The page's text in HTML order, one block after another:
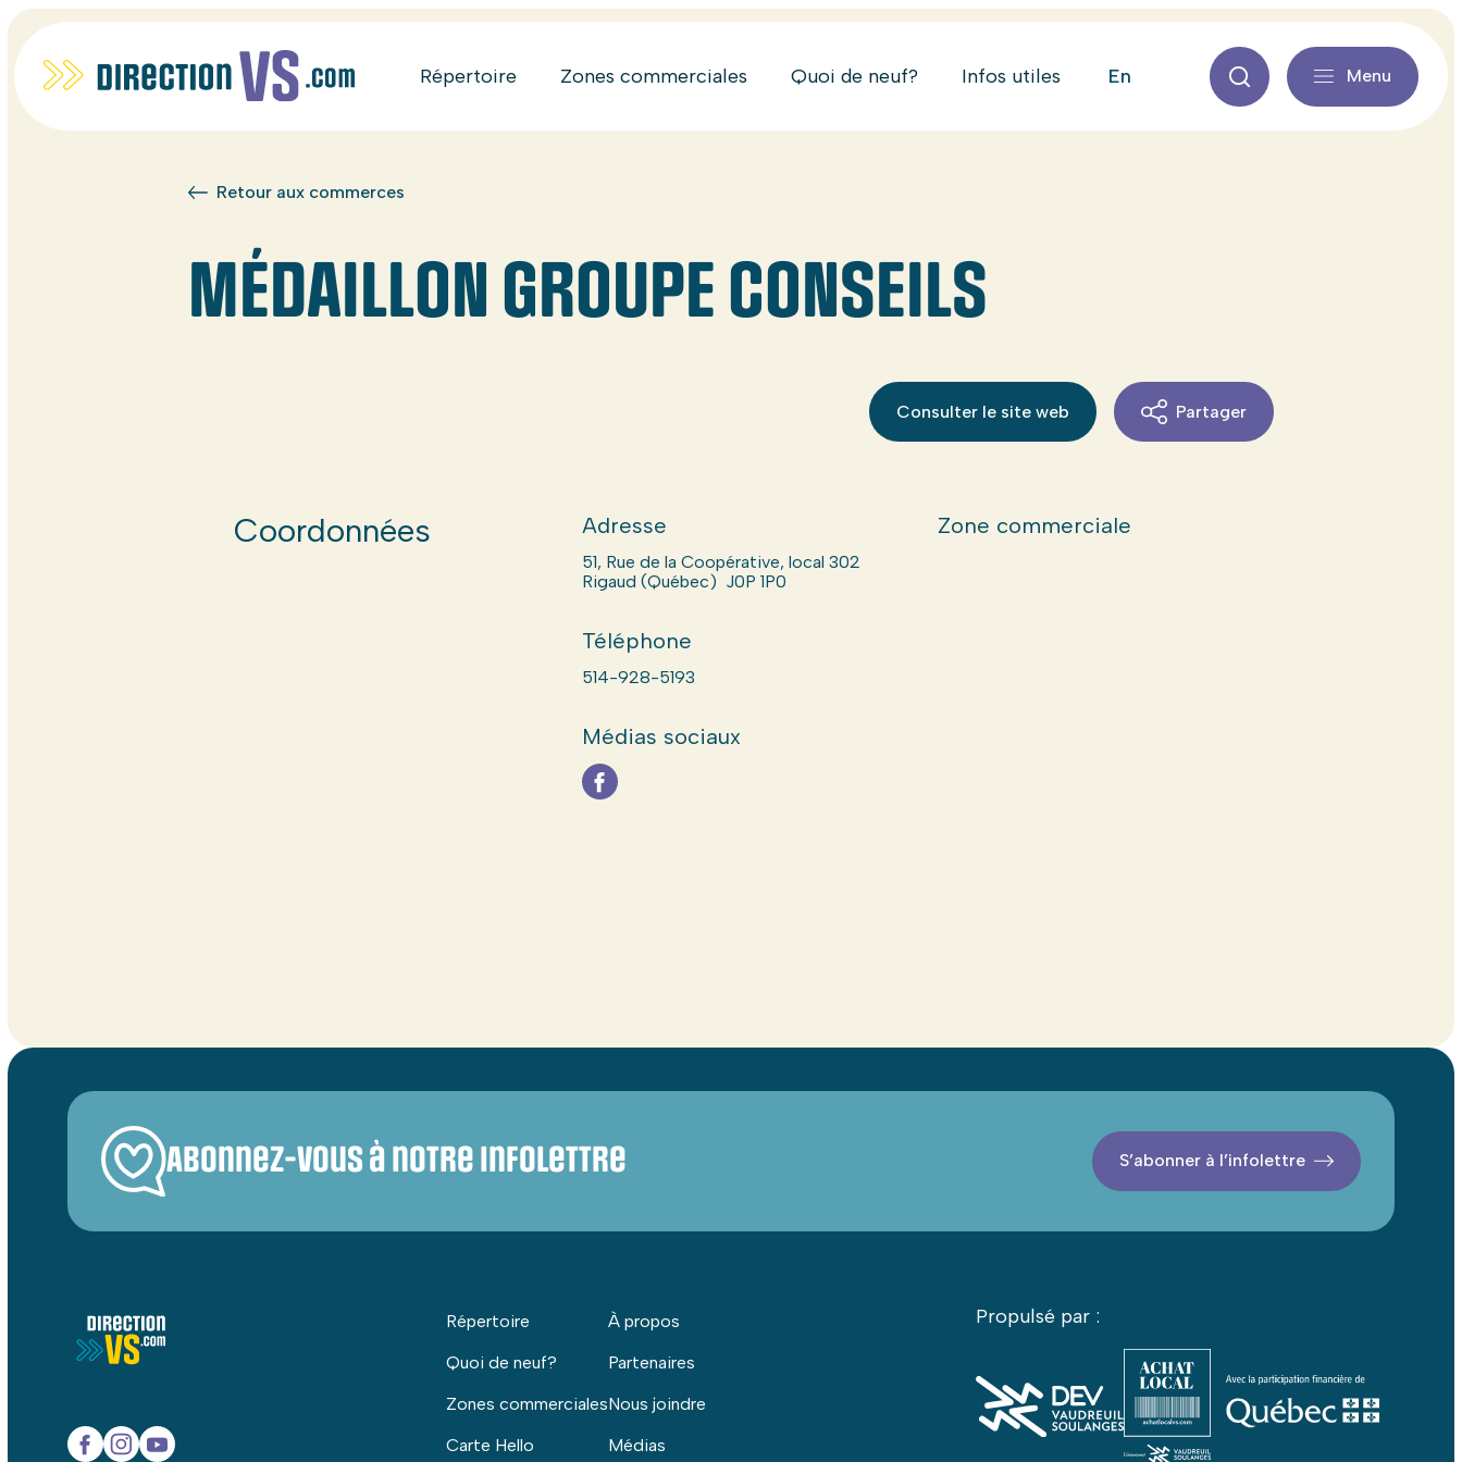
Répertoire Zones commerciales Quoi de neuf? Infos utiles en Menu
Retour aux commerces
MÉDAILLON GROUPE CONSEILS
Consulter le site web Partager
Coordonnées Adresse
51, Rue de la Coopérative, local 302
Rigaud (Québec) J0P 1P0
Téléphone
514-928-5193
Médias sociaux
Zone commerciale
Abonnez-vous à notre infolettre S’abonner à l’infolettre
Répertoire
Quoi de neuf?
Zones commerciales
Carte Hello
À propos
Partenaires
Nous joindre
Médias
Propulsé par :